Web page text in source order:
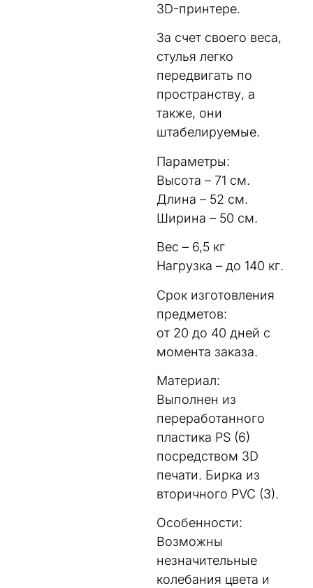
3D-принтере.
За счет своего веса,
стулья легко
передвигать по
пространству, а
также, они
штабелируемые.
Параметры:
Высота – 71 см.
Длина – 52 см.
Ширина – 50 см.
Вес – 6,5 кг
Нагрузка – до 140 кг.
Срок изготовления
предметов:
от 20 до 40 дней с
момента заказа.
Материал:
Выполнен из
переработанного
пластика PS (6)
посредством 3D
печати. Бирка из
вторичного PVC (3).
Особенности:
Возможны
незначительные
колебания цвета и